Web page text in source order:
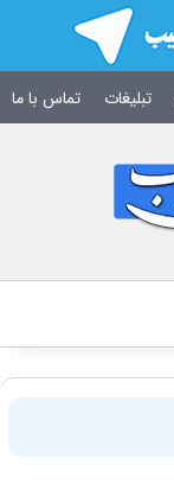
تبلیغات تماس با ما